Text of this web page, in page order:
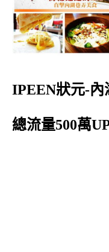
IPEEN狀元-內
總流量500萬